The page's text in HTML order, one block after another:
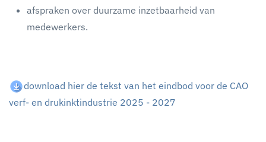
afspraken over duurzame inzetbaarheid van
medewerkers.
download hier de tekst van het eindbod voor de CAO
verf- en drukinktindustrie 2025 - 2027